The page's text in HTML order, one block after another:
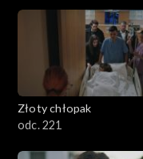
Złoty chłopak
odc. 221